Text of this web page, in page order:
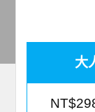
大